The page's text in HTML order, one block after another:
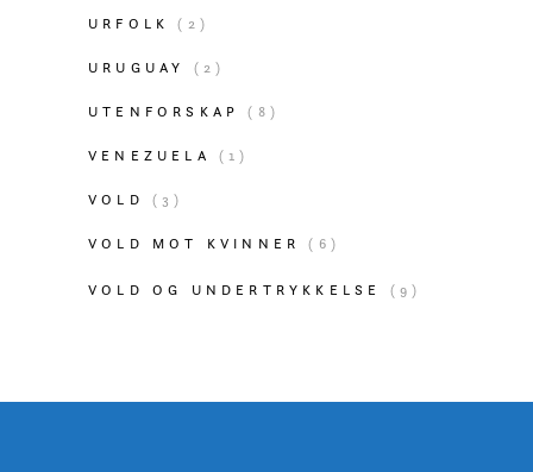
URFOLK (2)
URUGUAY (2)
UTENFORSKAP (8)
VENEZUELA (1)
VOLD (3)
VOLD MOT KVINNER (6)
VOLD OG UNDERTRYKKELSE (9)